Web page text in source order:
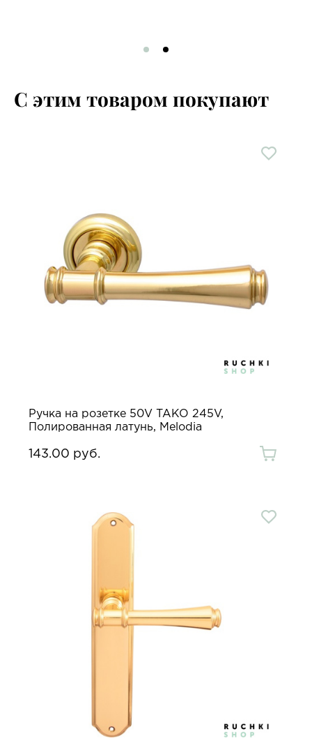
С этим товаром покупают
Ручка на розетке 50V TAKO 245V,
Полированная латунь, Melodia
143.00 руб.